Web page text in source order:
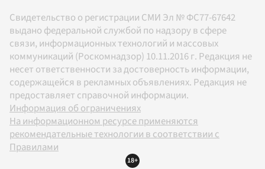
Свидетельство о регистрации СМИ Эл № ФС77-67642
выдано федеральной службой по надзору в сфере
связи, информационных технологий и массовых
коммуникаций (Роскомнадзор) 10.11.2016 г. Редакция не
несет ответственности за достоверность информации,
содержащейся в рекламных объявлениях. Редакция не
предоставляет справочной информации.
Информация об ограничениях
На информационном ресурсе применяются
рекомендательные технологии в соответствии с
Правилами
18+